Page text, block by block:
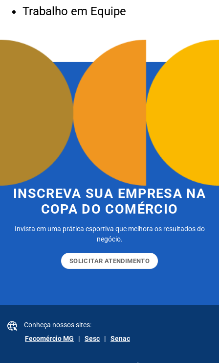
Trabalho em Equipe
INSCREVA SUA EMPRESA NA
COPA DO COMÉRCIO
Invista em uma prática esportiva que melhora os resultados do
negócio.
SOLICITAR ATENDIMENTO
Conheça nossos sites:
Fecomércio MG | Sesc | Senac